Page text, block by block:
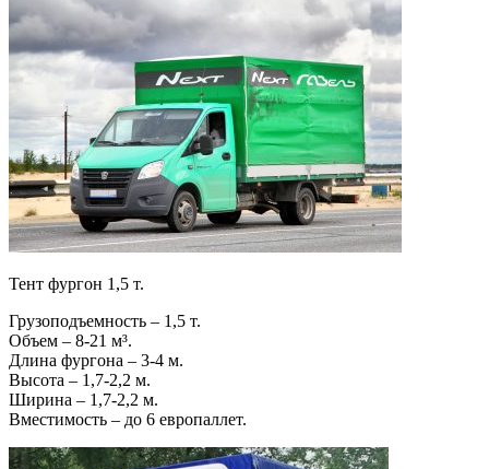
Тент фургон 1,5 т.
Грузоподъемность – 1,5 т.
Объем – 8-21 м³.
Длина фургона – 3-4 м.
Высота – 1,7-2,2 м.
Ширина – 1,7-2,2 м.
Вместимость – до 6 европаллет.